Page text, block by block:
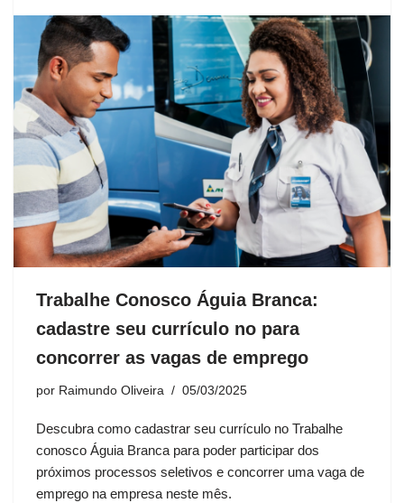
Trabalhe Conosco Águia Branca:
cadastre seu currículo no para
concorrer as vagas de emprego
por Raimundo Oliveira 05/03/2025
Descubra como cadastrar seu currículo no Trabalhe
conosco Águia Branca para poder participar dos
próximos processos seletivos e concorrer uma vaga de
emprego na empresa neste mês.